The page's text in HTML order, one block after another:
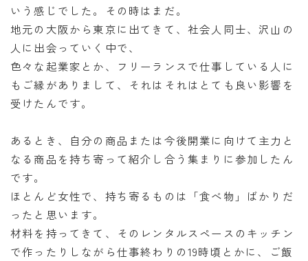
いう感じでした。その時はまだ。
地元の大阪から東京に出てきて、社会人同士、沢山の
人に出会っていく中で、
色々な起業家とか、フリーランスで仕事している人に
もご縁がありまして、それはそれはとても良い影響を
受けたんです。
あるとき、自分の商品または今後開業に向けて主力と
なる商品を持ち寄って紹介し合う集まりに参加したん
です。
ほとんど女性で、持ち寄るものは「食べ物」ばかりだ
ったと思います。
材料を持ってきて、そのレンタルスペースのキッチン
で作ったりしながら仕事終わりの19時頃とかに、ご飯